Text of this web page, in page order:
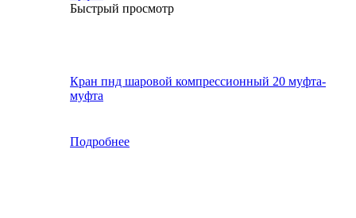
Быстрый просмотр
Кран пнд шаровой компрессионный 20 муфта-
муфта
Подробнее